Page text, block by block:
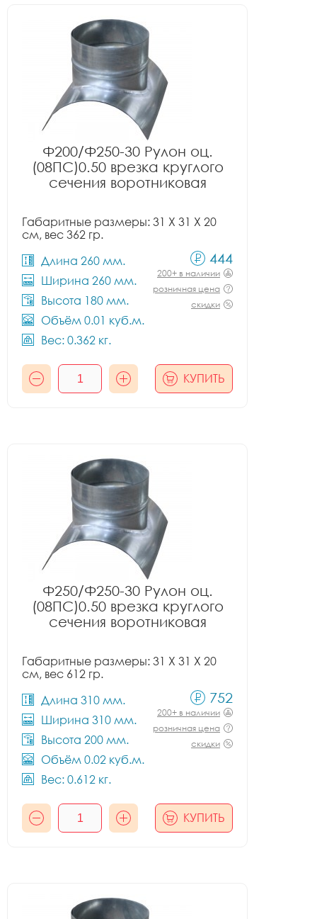
Ф200/Ф250-30 Рулон оц.
(08ПС)0.50 врезка круглого
сечения воротниковая
Габаритные размеры: 31 X 31 X 20
см, вес 362 гр.
Длина 260 мм.
Ширина 260 мм.
Высота 180 мм.
Объём 0.01 куб.м.
Вес: 0.362 кг.
444
200+ в наличии
розничная цена
скидки
КУПИТЬ
Ф250/Ф250-30 Рулон оц.
(08ПС)0.50 врезка круглого
сечения воротниковая
Габаритные размеры: 31 X 31 X 20
см, вес 612 гр.
Длина 310 мм.
Ширина 310 мм.
Высота 200 мм.
Объём 0.02 куб.м.
Вес: 0.612 кг.
752
200+ в наличии
розничная цена
скидки
КУПИТЬ